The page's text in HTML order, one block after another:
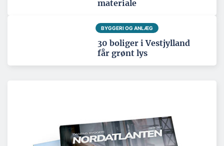
materiale
BYGGERI OG ANLÆG
30 boliger i Vestjylland
får grønt lys